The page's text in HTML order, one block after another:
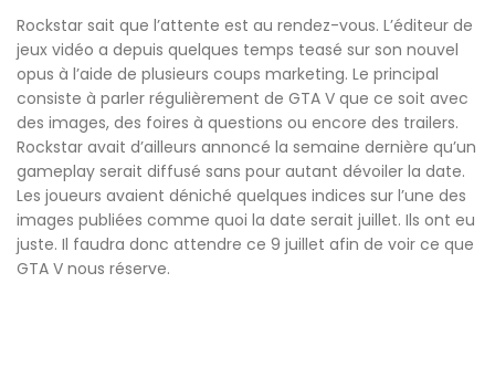
Rockstar sait que l’attente est au rendez-vous. L’éditeur de
jeux vidéo a depuis quelques temps teasé sur son nouvel
opus à l’aide de plusieurs coups marketing. Le principal
consiste à parler régulièrement de GTA V que ce soit avec
des images, des foires à questions ou encore des trailers.
Rockstar avait d’ailleurs annoncé la semaine dernière qu’un
gameplay serait diffusé sans pour autant dévoiler la date.
Les joueurs avaient déniché quelques indices sur l’une des
images publiées comme quoi la date serait juillet. Ils ont eu
juste. Il faudra donc attendre ce 9 juillet afin de voir ce que
GTA V nous réserve.